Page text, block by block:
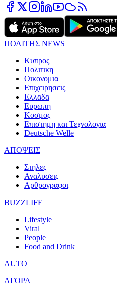
ΠΟΛΙΤΗΣ NEWS
Κυπρος
Πολιτικη
Οικονομια
Επιχειρησεις
Ελλαδα
Ευρωπη
Κοσμος
Επιστημη και Τεχνολογια
Deutsche Welle
ΑΠΟΨΕΙΣ
Στηλες
Αναλυσεις
Αρθρογραφοι
BUZZLIFE
Lifestyle
Viral
People
Food and Drink
AUTO
ΑΓΟΡΑ